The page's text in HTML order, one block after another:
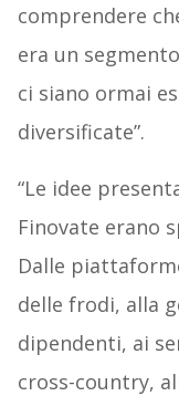
comprendere
era un
ci siano ormai
diversificate”.
“Le idee
Finovate erano
Dalle
delle frodi, alla
dipendenti, ai
cross-country,